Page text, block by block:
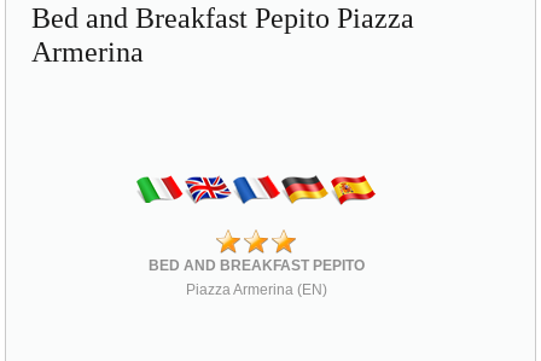
Bed and Breakfast Pepito Piazza
Armerina
BED AND BREAKFAST PEPITO
Piazza Armerina (EN)